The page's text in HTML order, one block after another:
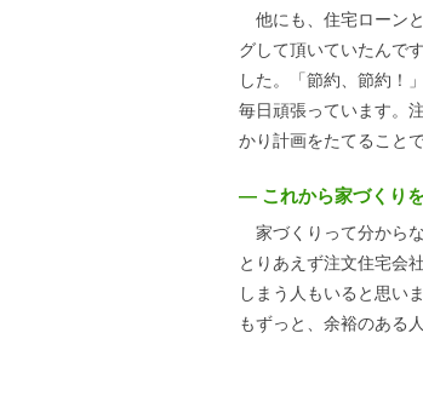
他にも、住宅ローン
グして頂いていたんで
した。「節約、節約！
毎日頑張っています。
かり計画をたてること
― これから家づくり
家づくりって分からな
とりあえず注文住宅会
しまう人もいると思い
もずっと、余裕のある